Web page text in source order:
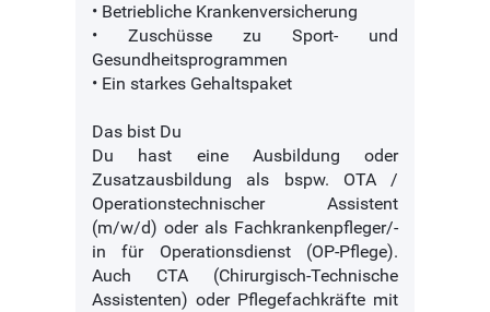
• Betriebliche Krankenversicherung
• Zuschüsse zu Sport- und
Gesundheitsprogrammen
• Ein starkes Gehaltspaket
Das bist Du
Du hast eine Ausbildung oder
Zusatzausbildung als bspw. OTA /
Operationstechnischer Assistent
(m/w/d) oder als Fachkrankenpfleger/-
in für Operationsdienst (OP-Pflege).
Auch CTA (Chirurgisch-Technische
Assistenten) oder Pflegefachkräfte mit